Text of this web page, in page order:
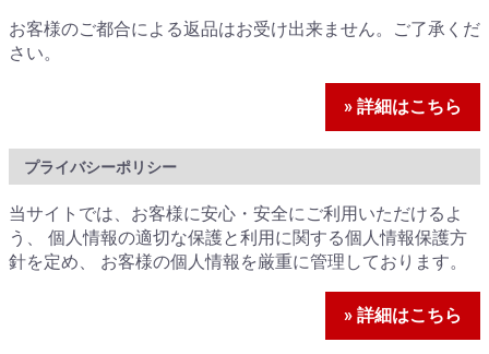
お客様のご都合による返品はお受け出来ません。ご了承くだ
さい。
» 詳細はこちら
プライバシーポリシー
当サイトでは、お客様に安心・安全にご利用いただけるよ
う、 個人情報の適切な保護と利用に関する個人情報保護方
針を定め、 お客様の個人情報を厳重に管理しております。
» 詳細はこちら